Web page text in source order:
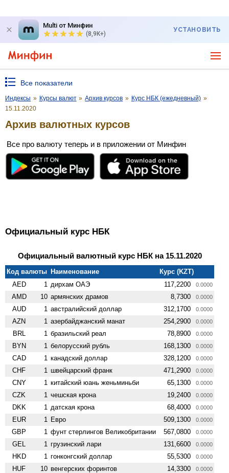
Multi от Минфин
(8,9K+)
УСТАНОВИТЬ
Все показатели
Индексы » Курсы валют » Архив курсов » Курс НБК (ежедневный) »
15.11.2020
Архив валютных курсов
Все про валюту теперь и в приложении от Минфин
Официальный курс НБК
Официальный валютный курс НБК на 15.11.2020
Код валюты Наименование
Курс (KZT)
AED
1 дирхам ОАЭ 117,2200 0.0000
AMD 10 армянских драмов 8,7300 0.0000
AUD 1 австралийский доллар 312,1700 0.0000
AZN 1 азербайджанский манат 254,2900 0.0000
BRL 1 бразильский реал 78,8900 0.0000
BYN 1 белорусский рубль 168,1300 0.0000
CAD 1 канадский доллар 328,1200 0.0000
CHF 1 швейцарский франк 471,2900 0.0000
CNY 1 китайский юань женьминьби 65,1300 0.0000
CZK 1 чешская крона 19,2400 0.0000
DKK 1 датская крона 68,4000 0.0000
EUR 1 Евро 509,1300 0.0000
GBP 1 фунт стерлингов Велико­британии 567,0800 0.0000
GEL 1 грузинский лари 131,6600 0.0000
HKD 1 гонконгский доллар 55,5300 0.0000
HUF 10 венгерских форинтов 14,3300 0.0000